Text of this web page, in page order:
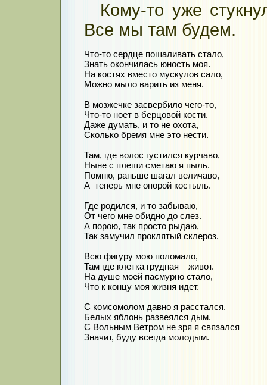
Кому-то уже
Все мы там будем.
Что-то сердце пошаливать стало,
Знать окончилась юность моя.
На костях вместо мускулов сало,
Можно мыло варить из меня.
В мозжечке засвербило чего-то,
Что-то ноет в берцовой кости.
Даже думать, и то не охота,
Сколько бремя мне это нести.
Там, где волос густился курчаво,
Ныне с плеши сметаю я пыль.
Помню, раньше шагал величаво,
А  теперь мне опорой костыль.
Где родился, и то забываю,
От чего мне обидно до слез.
А порою, так просто рыдаю,
Так замучил проклятый склероз.
Всю фигуру мою поломало,
Там где клетка грудная – живот.
На душе моей пасмурно стало,
Что к концу моя жизня идет.
С комсомолом давно я расстался.
Белых яблонь развеялся дым.
С Вольным Ветром не зря я связался
Значит, буду всегда молодым.